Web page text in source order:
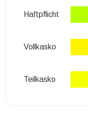
Haftpflicht
Vollkasko
Teilkasko